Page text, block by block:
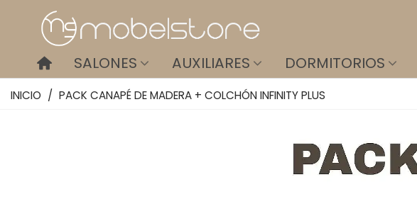
SALONES AUXILIARES DORMITORIOS
INICIO / PACK CANAPÉ DE MADERA + COLCHÓN INFINITY PLUS